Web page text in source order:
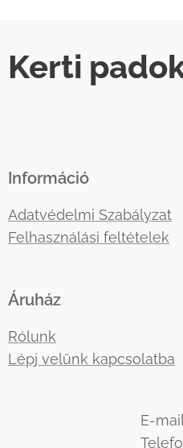
Kerti
Információ
Adatvédelmi Szabályzat
Felhasználási feltételek
Áruház
Rólunk
Lépj velünk kapcsolatba
E-